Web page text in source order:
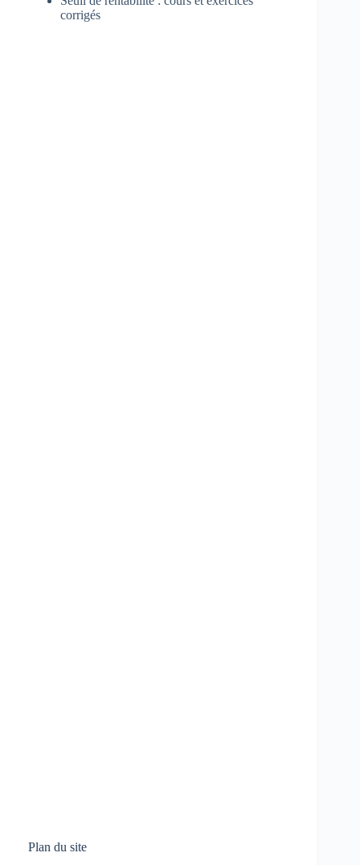
corrigés
Plan du site